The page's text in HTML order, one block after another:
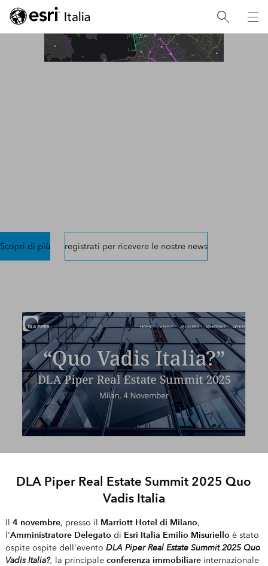
Scopri di più registrati per ricevere le nostre news
DLA Piper Real Estate Summit 2025 Quo
Vadis Italia
Il 4 novembre, presso il Marriott Hotel di Milano,
l'Amministratore Delegato di Esri Italia Emilio Misuriello è stato
ospite ospite dell'evento DLA Piper Real Estate Summit 2025 Quo
Vadis Italia?, la principaleconferenza immobiliareinternazionale